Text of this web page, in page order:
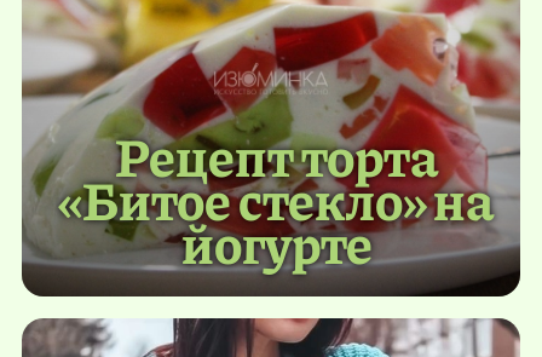
Рецепт торта
«Битое стекло» на
йогурте